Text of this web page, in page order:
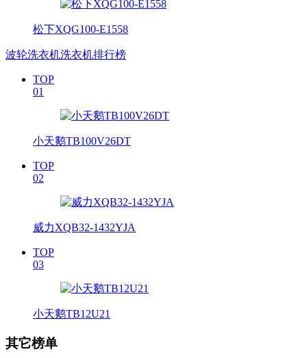
松下XQG100-E1558
波轮洗衣机洗衣机排行榜
TOP
01
小天鹅TB100V26DT
TOP
02
威力XQB32-1432YJA
TOP
03
小天鹅TB12U21
其它榜单